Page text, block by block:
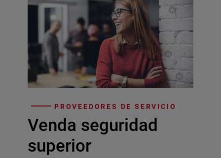
PROVEEDORES DE SERVICIO
Venda seguridad
superior